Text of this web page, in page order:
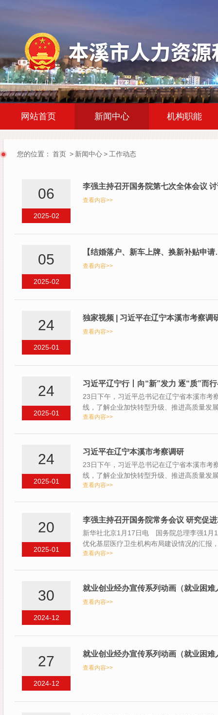
网站首页 新闻中心 机构职能
您的位置： 首页 > 新闻中心> 工作动态
2025-02
06 李强主持召开国务院第七次全体会议
查看内容>>
2025-02
05 【结婚落户、新车上牌、换新补贴申
查看内容>>
2025-01
24 独家视频 | 习近平在辽宁本溪市考察调
查看内容>>
2025-01
24 习近平辽宁行丨向“新”发力 逐“质”
23日下午，习近平总书记在辽宁省本溪市考
线，了解企业加快转型升级、推进高质量发
查看内容>>
2025-01
24 习近平在辽宁本溪市考察调研
23日下午，习近平总书记在辽宁省本溪市考
线，了解企业加快转型升级、推进高质量发
查看内容>>
2025-01
20 李强主持召开国务院常务会议 研究促
新华社北京1月17日电 国务院总理李强1月
优化基层医疗卫生机构布局建设情况的汇报
查看内容>>
2024-12
30 就业创业经办宣传系列动画（就业困
查看内容>>
2024-12
27 就业创业经办宣传系列动画（就业困
查看内容>>